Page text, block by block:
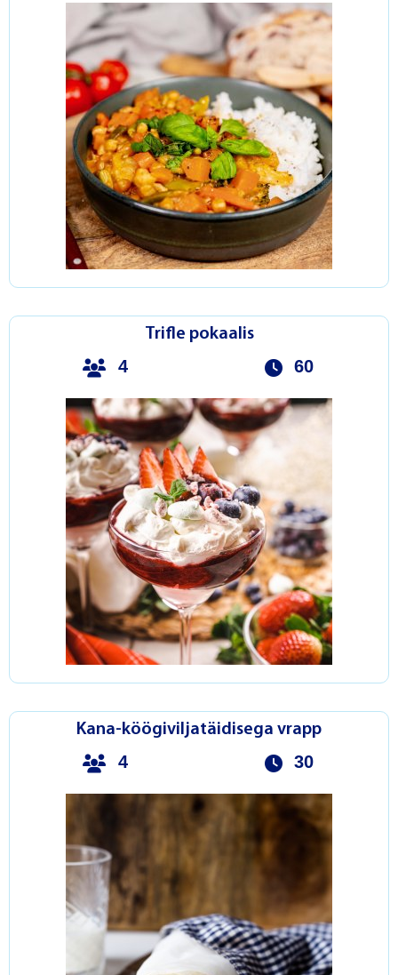
Trifle pokaalis
4 60
Kana-köögiviljatäidisega vrapp
4 30